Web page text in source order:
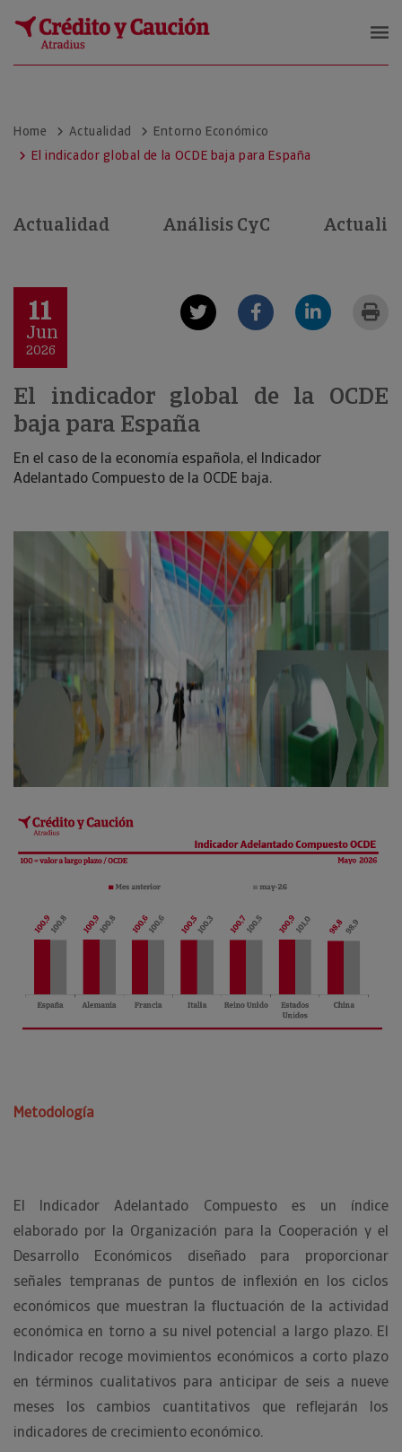
Crédito y Caución
Home Actualidad
Entorno Económico
El indicador global de la OCDE baja para España
Actualidad Análisis CyC
11
Jun
2026
El indicador global de la OCDE
baja para España
En el caso de la economía española, el Indicador
Adelantado Compuesto de la OCDE baja.
Metodología
El Indicador Adelantado Compuesto es un índice
elaborado por la Organización para la Cooperación y el
Desarrollo Económicos diseñado para proporcionar
señales tempranas de puntos de inflexión en los ciclos
económicos que muestran la fluctuación de la actividad
económica en torno a su nivel potencial a largo plazo. El
Indicador recoge movimientos económicos a corto plazo
en términos cualitativos para anticipar de seis a nueve
meses los cambios cuantitativos que reflejarán los
indicadores de crecimiento económico.